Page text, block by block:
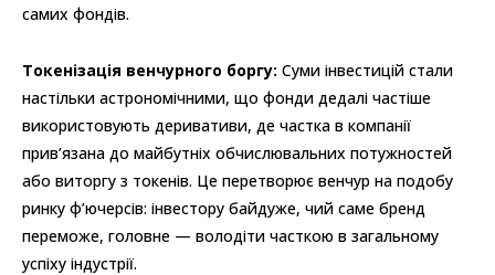
самих фондів.
Токенізація венчурного боргу: Суми інвестицій стали
настільки астрономічними, що фонди дедалі частіше
використовують деривативи, де частка в компанії
прив’язана до майбутніх обчислювальних потужностей
або виторгу з токенів. Це перетворює венчур на подобу
ринку ф’ючерсів: інвестору байдуже, чий саме бренд
переможе, головне — володіти часткою в загальному
успіху індустрії.